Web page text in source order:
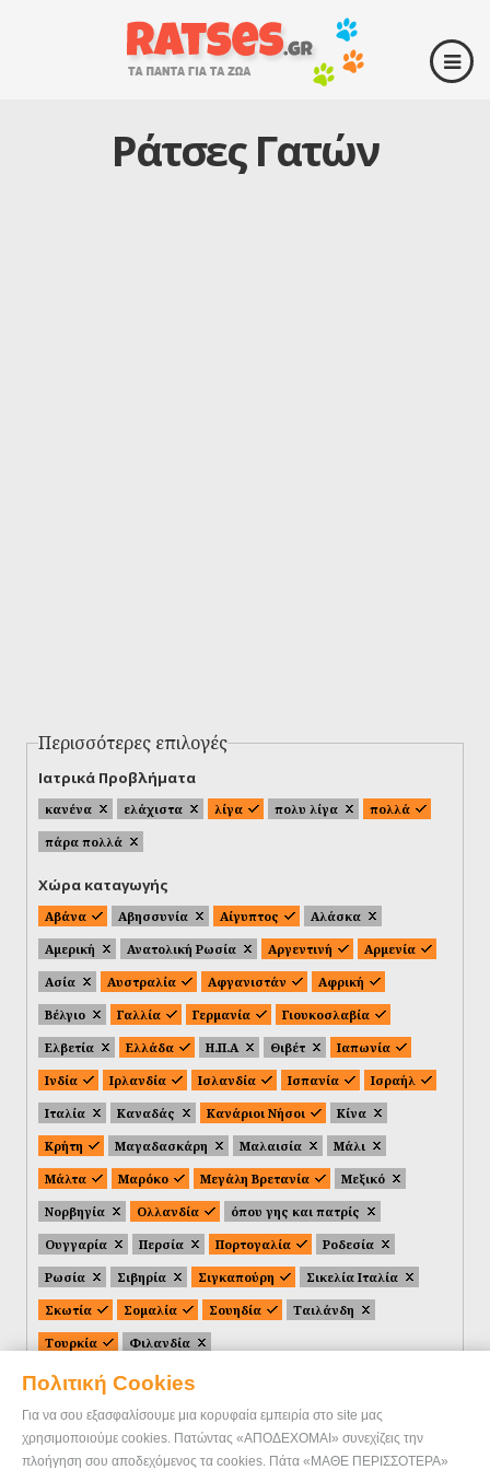
Πολιτική Cookies
Για να σου εξασφαλίσουμε μια κορυφαία εμπειρία στο site μας
χρησιμοποιούμε cookies. Πατώντας «ΑΠΟΔΕΧΟΜΑΙ» συνεχίζεις την
πλοήγηση σου αποδεχόμενος τα cookies. Πάτα «ΜΑΘΕ ΠΕΡΙΣΣΟΤΕΡΑ»
Ράτσες Γατών
Περισσότερες επιλογές
Ιατρικά Προβλήματα
κανένα ελάχιστα λίγα πολυ λίγα
πολλά
πάρα πολλά
Χώρα καταγωγής
Αβάνα Αβησσυνία Αίγυπτος
Αλάσκα
Αμερική
Ανατολική Ρωσία Αργεντινή
Αρμενία
Ασία
Αυστραλία Αφγανιστάν
Αφρική
Βέλγιο
Γαλλία Γερμανία
Γιουκοσλαβία
Ελβετία
Ελλάδα Η.Π.Α Θιβέτ
Ιαπωνία
Ινδία
Ιρλανδία Ισλανδία Ισπανία
Ισραήλ
Ιταλία
Καναδάς Κανάριοι Νήσοι
Κίνα
Κρήτη
Μαγαδασκάρη Μαλαισία
Μάλι
Μάλτα
Μαρόκο Μεγάλη Βρετανία
Μεξικό
Νορβηγία
Ολλανδία
όπου γης και πατρίς
Ουγγαρία
Περσία Πορτογαλία
Ροδεσία
Ρωσία
Σιβηρία Σιγκαπούρη
Σικελία Ιταλία
Σκωτία
Σομαλία Σουηδία
Ταιλάνδη
Τουρκία
Φιλανδία